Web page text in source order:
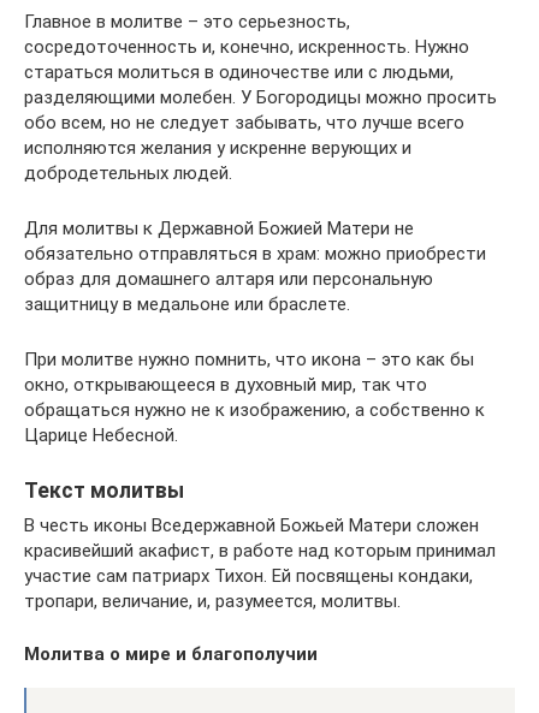
Главное в молитве – это серьезность,
сосредоточенность и, конечно, искренность. Нужно
стараться молиться в одиночестве или с людьми,
разделяющими молебен. У Богородицы можно просить
обо всем, но не следует забывать, что лучше всего
исполняются желания у искренне верующих и
добродетельных людей.
Для молитвы к Державной Божией Матери не
обязательно отправляться в храм: можно приобрести
образ для домашнего алтаря или персональную
защитницу в медальоне или браслете.
При молитве нужно помнить, что икона – это как бы
окно, открывающееся в духовный мир, так что
обращаться нужно не к изображению, а собственно к
Царице Небесной.
Текст молитвы
В честь иконы Вседержавной Божьей Матери сложен
красивейший акафист, в работе над которым принимал
участие сам патриарх Тихон. Ей посвящены кондаки,
тропари, величание, и, разумеется, молитвы.
Молитва о мире и благополучии